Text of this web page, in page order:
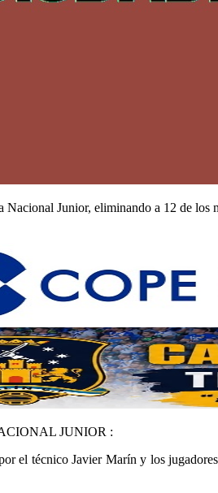
Nacional Junior, eliminando a 12 de
JUNIOR :
el técnico Javier Marín y los